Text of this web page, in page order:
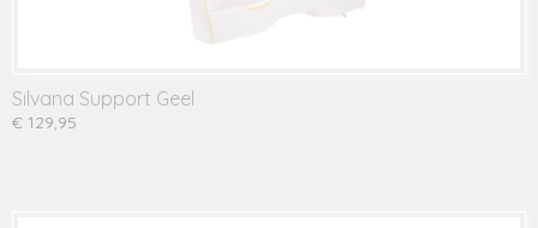
Silvana Support Geel
€ 129,95